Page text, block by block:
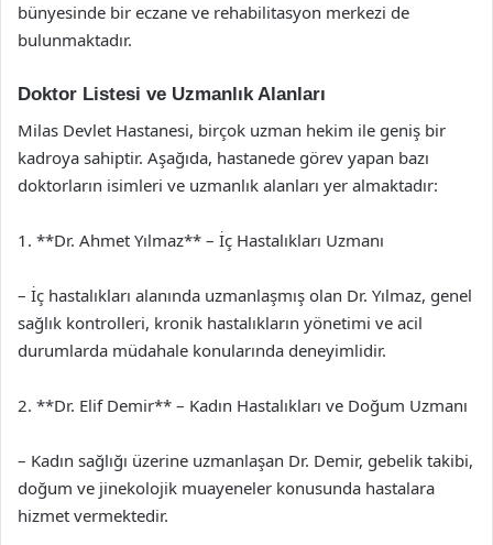
bünyesinde bir eczane ve rehabilitasyon merkezi de
bulunmaktadır.
Doktor Listesi ve Uzmanlık Alanları
Milas Devlet Hastanesi, birçok uzman hekim ile geniş bir
kadroya sahiptir. Aşağıda, hastanede görev yapan bazı
doktorların isimleri ve uzmanlık alanları yer almaktadır:
1. **Dr. Ahmet Yılmaz** – İç Hastalıkları Uzmanı
– İç hastalıkları alanında uzmanlaşmış olan Dr. Yılmaz, genel
sağlık kontrolleri, kronik hastalıkların yönetimi ve acil
durumlarda müdahale konularında deneyimlidir.
2. **Dr. Elif Demir** – Kadın Hastalıkları ve Doğum Uzmanı
– Kadın sağlığı üzerine uzmanlaşan Dr. Demir, gebelik takibi,
doğum ve jinekolojik muayeneler konusunda hastalara
hizmet vermektedir.